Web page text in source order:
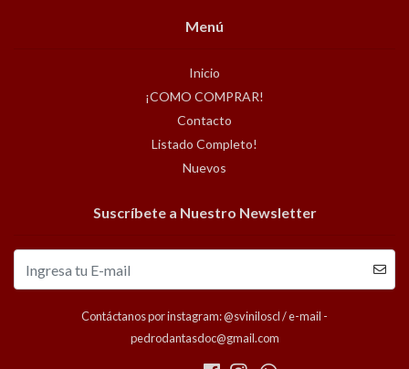
Menú
Inicio
¡COMO COMPRAR!
Contacto
Listado Completo!
Nuevos
Suscríbete a Nuestro Newsletter
Contáctanos por instagram: @sviniloscl / e-mail -
pedrodantasdoc@gmail.com